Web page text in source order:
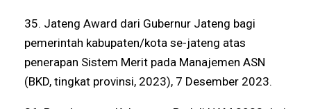
35. Jateng Award dari Gubernur Jateng bagi
pemerintah kabupaten/kota se-jateng atas
penerapan Sistem Merit pada Manajemen ASN
(BKD, tingkat provinsi, 2023), 7 Desember 2023.